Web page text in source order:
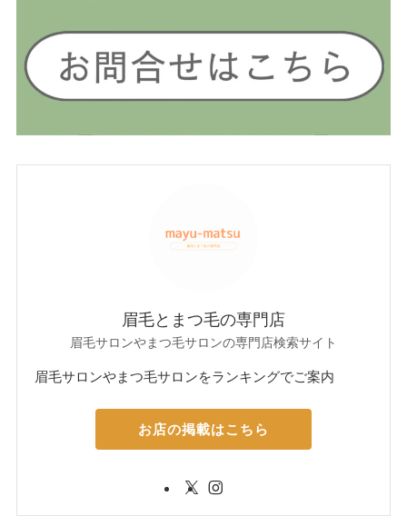
眉毛とまつ毛の専門店
眉毛サロンやまつ毛サロンの専門店検索サイト
眉毛サロンやまつ毛サロンをランキングでご案内
お店の掲載はこちら